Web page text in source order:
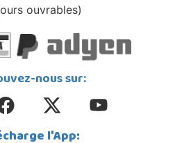
ouvrables)
nous sur:
l'App: